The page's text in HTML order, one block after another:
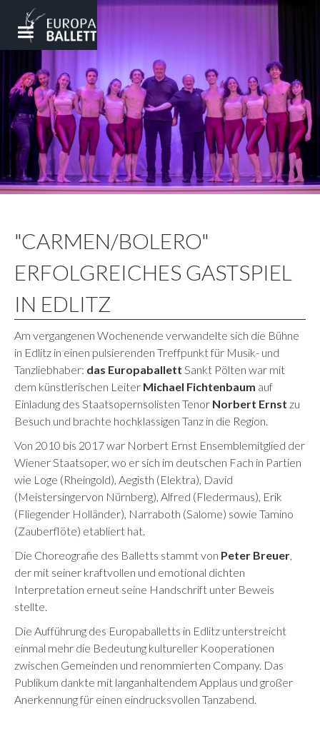
"CARMEN/BOLERO"
ERFOLGREICHES GASTSPIEL
IN EDLITZ
Am vergangenen Wochenende verwandelte sich die Bühne
in Edlitz in einen pulsierenden Treffpunkt für Musik- und
Tanzliebhaber: das Europaballett Sankt Pölten war mit
dem künstlerischen Leiter Michael Fichtenbaum auf
Einladung des Staatsopernsolisten Tenor Norbert Ernst zu
Besuch und brachte hochklassigen Tanz in die Region.
Von 2010 bis 2017 war Norbert Ernst Ensemblemitglied der
Wiener Staatsoper, wo er sich im deutschen Fach in Partien
wie Loge (Rheingold), Aegisth (Elektra), David
(Meistersingervon Nürnberg), Alfred (Fledermaus), Erik
(Fliegender Holländer), Narraboth (Salome) sowie Tamino
(Zauberflöte) etabliert hat.
Die Choreografie des Balletts stammt von Peter Breuer,
der mit seiner kraftvollen und emotional dichten
Interpretation erneut seine Handschrift unter Beweis
stellte.
Die Aufführung des Europaballetts in Edlitz unterstreicht
einmal mehr die Bedeutung kultureller Kooperationen
zwischen Gemeinden und renommierten Company. Das
Publikum dankte mit langanhaltendem Applaus und großer
Anerkennung für einen eindrucksvollen Tanzabend.